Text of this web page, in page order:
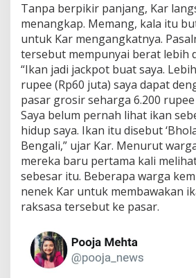
Tanpa berpikir panjang, Kar
menangkap. Memang, kala itu
untuk Kar mengangkatnya.
tersebut mempunyai berat lebih
“Ikan jadi jackpot buat saya.
rupee (Rp60 juta) saya dapat
pasar grosir seharga 6.200
Saya belum pernah lihat ikan
hidup saya. Ikan itu disebut
Bengali,” ujar Kar. Menurut
mereka baru pertama kali
sebesar itu. Beberapa warga
nenek Kar untuk membawakan
raksasa tersebut ke pasar.